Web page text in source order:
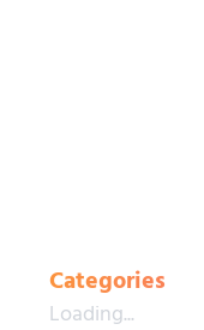
Categories
Loading...